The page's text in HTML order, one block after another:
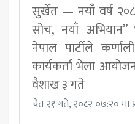
सुर्खेत — नयाँ वर्ष
सोच, नयाँ अभियान”
नेपाल पार्टीले
कार्यकर्ता भेला
वैशाख ३ गते
चैत २१ गते, २०८२ ०७:२० मा